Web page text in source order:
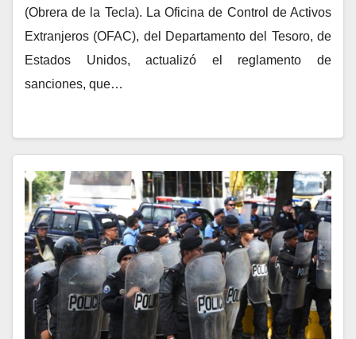
(Obrera de la Tecla). La Oficina de Control de Activos
Extranjeros (OFAC), del Departamento del Tesoro, de
Estados Unidos, actualizó el reglamento de
sanciones, que…